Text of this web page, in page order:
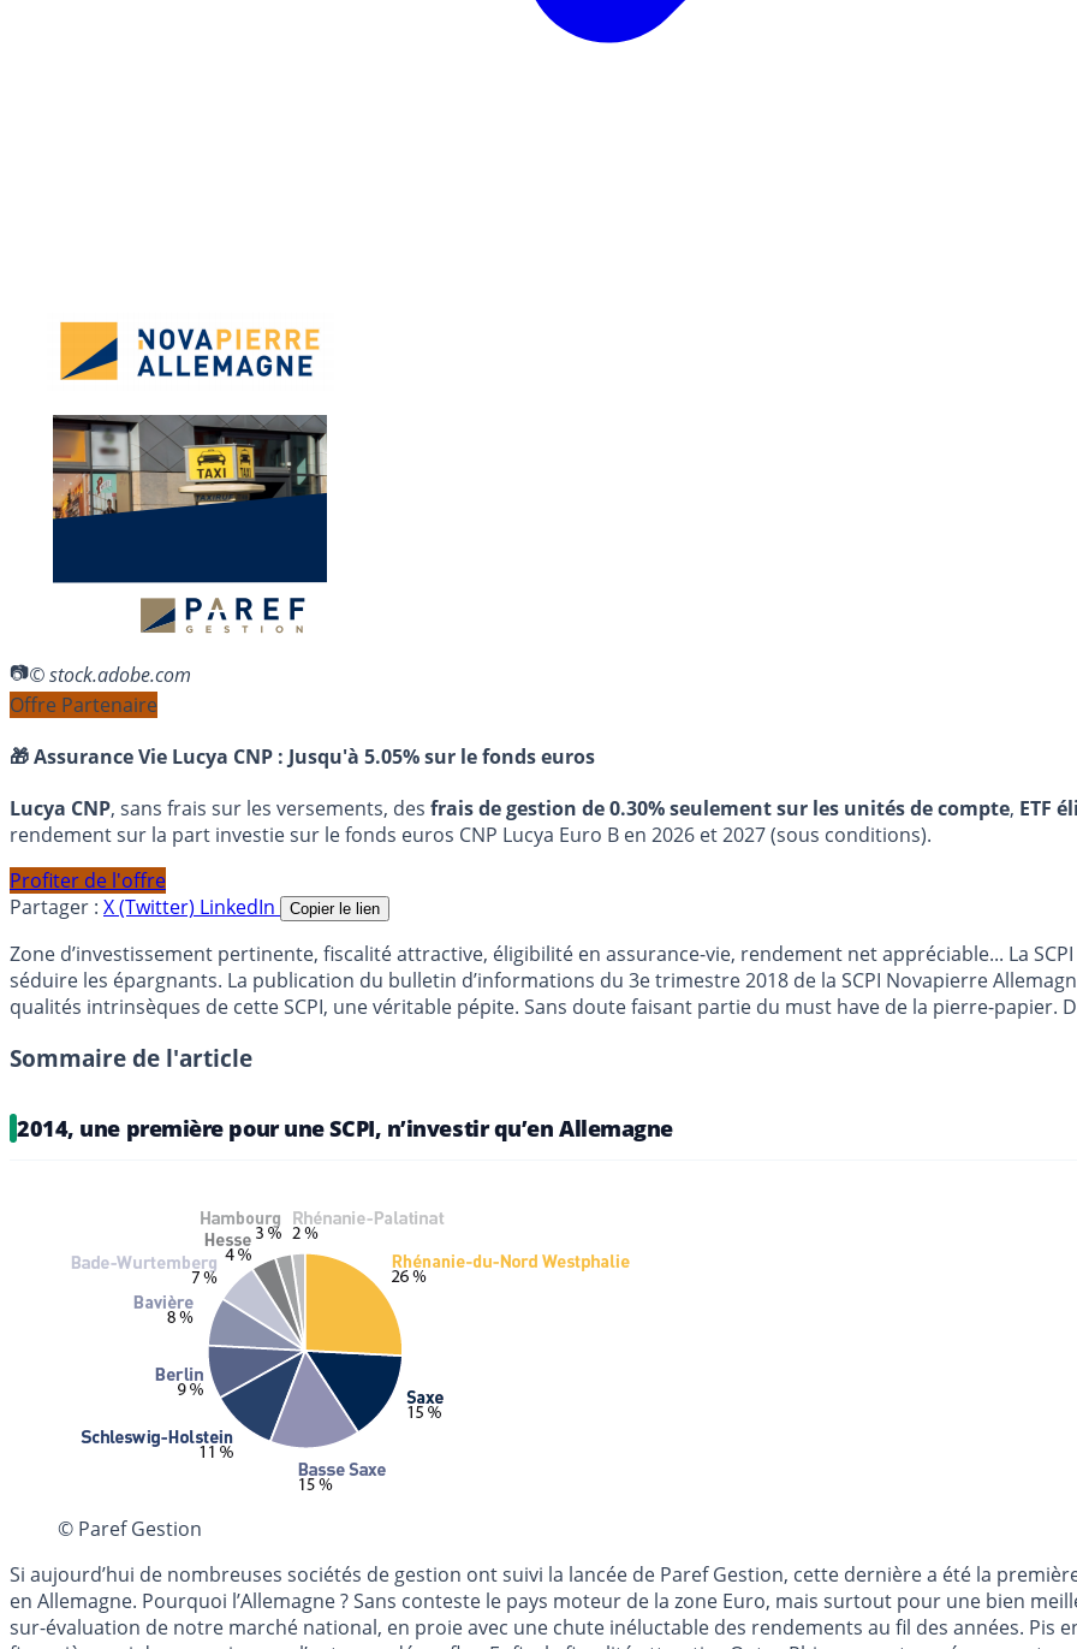
© stock.adobe.com
Offre Partenaire
🎁 Assurance Vie Lucya CNP : Jusqu'à 5.05% sur le fonds euros
Lucya CNP, sans frais sur les versements, des frais de gestion de 0.30% seulement sur les unités de compte, ETF
rendement sur la part investie sur le fonds euros CNP Lucya Euro B en 2026 et 2027 (sous conditions).
Profiter de l'offre
Partager : X (Twitter) LinkedIn Copier le lien
Zone d’investissement pertinente, fiscalité attractive, éligibilité en assurance-vie, rendement net appréciable... La
séduire les épargnants. La publication du bulletin d’informations du 3e trimestre 2018 de la SCPI Novapierre
qualités intrinsèques de cette SCPI, une véritable pépite. Sans doute faisant partie du must have de la pierre-papier.
Sommaire de l'article
2014, une première pour une SCPI, n’investir qu’en Allemagne
© Paref Gestion
Si aujourd’hui de nombreuses sociétés de gestion ont suivi la lancée de Paref Gestion, cette dernière a été la
en Allemagne. Pourquoi l’Allemagne ? Sans conteste le pays moteur de la zone Euro, mais surtout pour une bien
sur-évaluation de notre marché national, en proie avec une chute inéluctable des rendements au fil des années. Pis